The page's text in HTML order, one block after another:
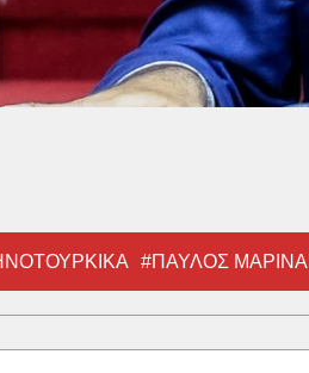
#ΠΑΥΛΟΣ